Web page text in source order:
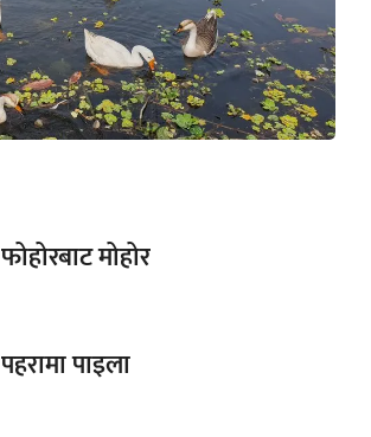
फोहोरबाट मोहोर
पहरामा पाइला